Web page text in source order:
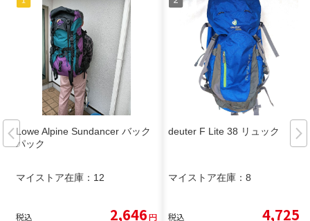
Lowe Alpine Sundancer バック
パック
マイストア在庫： 12
税込 2,646円
deuter F Lite 38 リュック
マイストア在庫： 8
税込 4,725